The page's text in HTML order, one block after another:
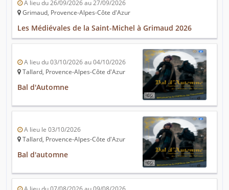
A lieu du 26/09/2026 au 27/09/2026
Grimaud, Provence-Alpes-Côte d'Azur
Les Médiévales de la Saint-Michel à Grimaud 2026
A lieu du 03/10/2026 au 04/10/2026
Tallard, Provence-Alpes-Côte d'Azur
Bal d'Automne
A lieu le 03/10/2026
Tallard, Provence-Alpes-Côte d'Azur
Bal d'automne